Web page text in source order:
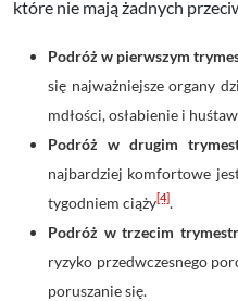
które nie mają żadnych
Podróż w pierwszym
się najważniejsze organy
mdłości, osłabienie i
Podróż w drugim
najbardziej komfortowe
tygodniem ciąży[4].
Podróż w trzecim
ryzyko przedwczesnego
poruszanie się.